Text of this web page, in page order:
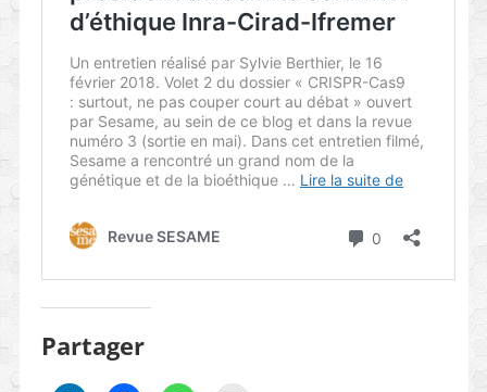
Partager